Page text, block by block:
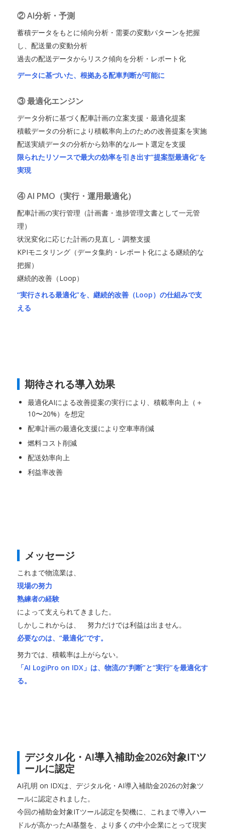
② AI分析・予測
蓄積データをもとに傾向分析・需要の変動パターンを把握
し、配送量の変動分析
過去の配送データからリスク傾向を分析・レポート化
データに基づいた、根拠ある配車判断が可能に
③ 最適化エンジン
データ分析に基づく配車計画の立案支援・最適化提案
積載データの分析により積載率向上のための改善提案を実施
配送実績データの分析から効率的なルート選定を支援
限られたリソースで最大の効率を引き出す”提案型最適化”を
実現
④ AI PMO（実行・運用最適化）
配車計画の実行管理（計画書・進捗管理文書として一元管
理）
状況変化に応じた計画の見直し・調整支援
KPIモニタリング（データ集約・レポート化による継続的な
把握）
継続的改善（Loop）
“実行される最適化”を、継続的改善（Loop）の仕組みで支
える
期待される導入効果
最適化AIによる改善提案の実行により、積載率向上（＋
10〜20%）を想定
配車計画の最適化支援により空車率削減
燃料コスト削減
配送効率向上
利益率改善
メッセージ
これまで物流業は、
現場の努力
熟練者の経験
によって支えられてきました。
しかしこれからは、 努力だけでは利益は出ません。
必要なのは、“最適化”です。
努力では、積載率は上がらない。
「AI LogiPro on IDX」は、物流の“判断”と“実行”を最適化す
る。
デジタル化・AI導入補助金2026対象ITツ
ールに認定
AI孔明 on IDXは、デジタル化・AI導入補助金2026の対象ツ
ールに認定されました。
今回の補助金対象ITツール認定を契機に、これまで導入ハー
ドルが高かったAI基盤を、より多くの中小企業にとって現実